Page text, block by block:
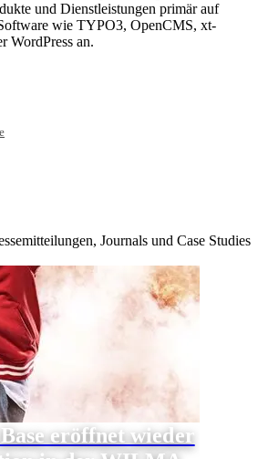
und Dienstleistungen primär auf
wie TYPO3, OpenCMS, xt-
WordPress an.
Journals und Case Studies
eröffnet wieder